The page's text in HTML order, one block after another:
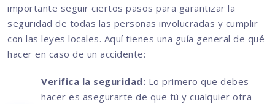
importante seguir ciertos pasos para garantizar la
seguridad de todas las personas involucradas y cumplir
con las leyes locales. Aquí tienes una guía general de qué
hacer en caso de un accidente:
Verifica la seguridad: Lo primero que debes
hacer es asegurarte de que tú y cualquier otra